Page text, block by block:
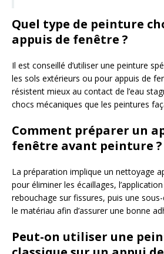
Quel type de peinture
appuis de fenêtre ?
Il est conseillé d’utiliser une peinture
les sols extérieurs ou pour appuis de
résistent mieux au contact de l’eau
chocs mécaniques que les peintures
Comment préparer un
fenêtre avant peinture ?
La préparation implique un nettoyage
pour éliminer les écaillages, l’application
rebouchage sur fissures, puis une
le matériau afin d’assurer une bonne
Peut-on utiliser une